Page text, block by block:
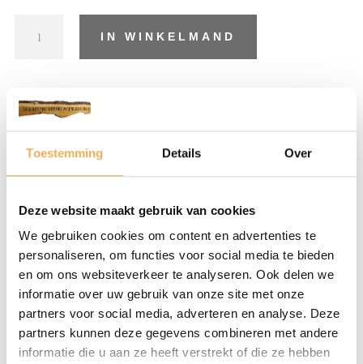
Toestemming Details Over
Deze website maakt gebruik van cookies
We gebruiken cookies om content en advertenties te
personaliseren, om functies voor social media te bieden
en om ons websiteverkeer te analyseren. Ook delen we
informatie over uw gebruik van onze site met onze
partners voor social media, adverteren en analyse. Deze
partners kunnen deze gegevens combineren met andere
informatie die u aan ze heeft verstrekt of die ze hebben
IN WINKELMAND
Artikelnummer:
BESCHRIJVING
Schroeven met platte kop en zaaggleuf din
97 messing. Verpakt per 200 stuks. Maat 2,0
mm breed x 8 mm lang.